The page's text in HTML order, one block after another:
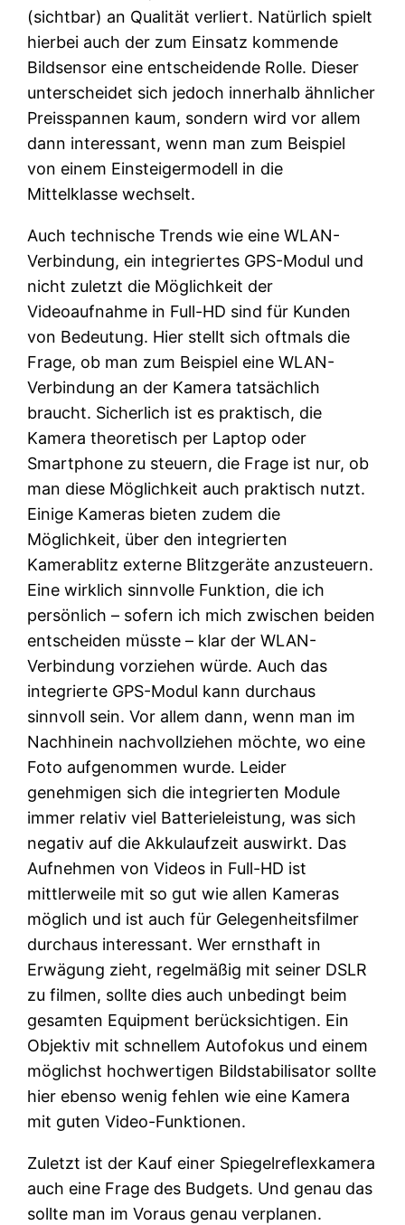
(sichtbar) an Qualität verliert. Natürlich spielt
hierbei auch der zum Einsatz kommende
Bildsensor eine entscheidende Rolle. Dieser
unterscheidet sich jedoch innerhalb ähnlicher
Preisspannen kaum, sondern wird vor allem
dann interessant, wenn man zum Beispiel
von einem Einsteigermodell in die
Mittelklasse wechselt.
Auch technische Trends wie eine WLAN-
Verbindung, ein integriertes GPS-Modul und
nicht zuletzt die Möglichkeit der
Videoaufnahme in Full-HD sind für Kunden
von Bedeutung. Hier stellt sich oftmals die
Frage, ob man zum Beispiel eine WLAN-
Verbindung an der Kamera tatsächlich
braucht. Sicherlich ist es praktisch, die
Kamera theoretisch per Laptop oder
Smartphone zu steuern, die Frage ist nur, ob
man diese Möglichkeit auch praktisch nutzt.
Einige Kameras bieten zudem die
Möglichkeit, über den integrierten
Kamerablitz externe Blitzgeräte anzusteuern.
Eine wirklich sinnvolle Funktion, die ich
persönlich – sofern ich mich zwischen beiden
entscheiden müsste – klar der WLAN-
Verbindung vorziehen würde. Auch das
integrierte GPS-Modul kann durchaus
sinnvoll sein. Vor allem dann, wenn man im
Nachhinein nachvollziehen möchte, wo eine
Foto aufgenommen wurde. Leider
genehmigen sich die integrierten Module
immer relativ viel Batterieleistung, was sich
negativ auf die Akkulaufzeit auswirkt. Das
Aufnehmen von Videos in Full-HD ist
mittlerweile mit so gut wie allen Kameras
möglich und ist auch für Gelegenheitsfilmer
durchaus interessant. Wer ernsthaft in
Erwägung zieht, regelmäßig mit seiner DSLR
zu filmen, sollte dies auch unbedingt beim
gesamten Equipment berücksichtigen. Ein
Objektiv mit schnellem Autofokus und einem
möglichst hochwertigen Bildstabilisator sollte
hier ebenso wenig fehlen wie eine Kamera
mit guten Video-Funktionen.
Zuletzt ist der Kauf einer Spiegelreflexkamera
auch eine Frage des Budgets. Und genau das
sollte man im Voraus genau verplanen.